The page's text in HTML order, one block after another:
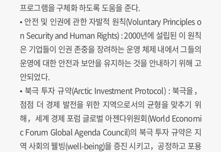
프로그램을 구체화 하도록 도움을 준다.
• 안전 및 인권에 관한 자발적 원칙(Voluntary Principles o
n Security and Human Rights) : 2000년에 설립된 이 원칙
은 기업들이 인권 존중을 장려하는 운영 체제 내에서 그들의
운영에 대한 안전과 보안을 유지하는 것을 안내하기 위해 고
안되었다.
• 북극 투자 규약(Arctic Investment Protocol) : 북극을，
점점 더 경제 발전을 위한 지역으로서의 균형을 맞추기 위
해，세계 경제 포럼 글로벌 아젠다위원회(World Economi
c Forum Global Agenda Council)의 북극 투자 규약은 지
역 사회의 웰빙(well-being)을 증진 시키고，공정하고 포용